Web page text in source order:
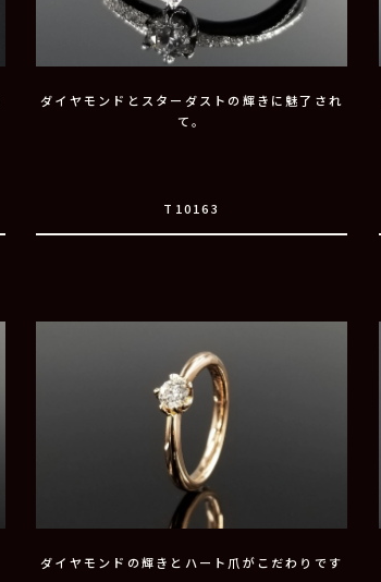
ダイヤモンドとスターダストの輝きに魅了され
て。
T10163
ダイヤモンドの輝きとハート爪がこだわりです